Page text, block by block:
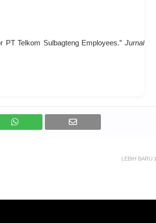
Telkom Sulbagteng Employees.” Jurnal
LEBIH BARU